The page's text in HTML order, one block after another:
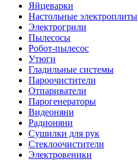
Яйцеварки
Настольные электроплиты
Электрогрили
Пылесосы
Робот-пылесос
Утюги
Гладильные системы
Пароочистители
Отпариватели
Парогенераторы
Видеоняни
Радионяни
Сушилки для рук
Стеклоочистители
Электровеники